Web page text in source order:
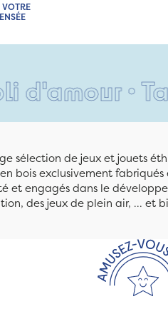
VOTRE
• Tant
sélection de jeux et jouets
bois exclusivement
et engagés dans le
des jeux de plein air, ... et